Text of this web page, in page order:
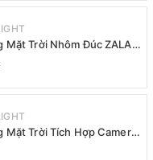
Trời Nhôm Đúc ZALAA
Trời Tích Hợp Camera
IP65)